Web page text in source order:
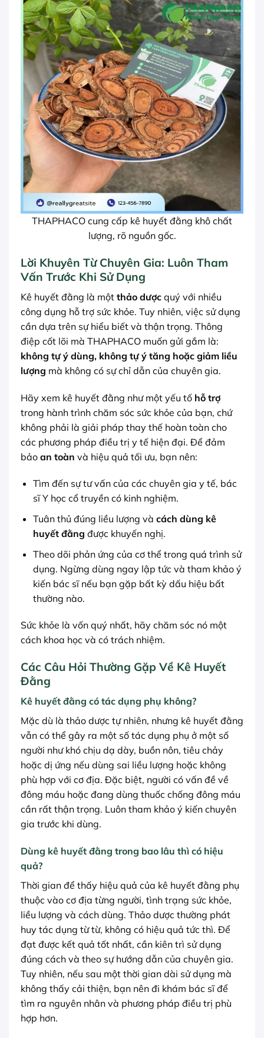
THAPHACO cung cấp kê huyết đằng khô chất
lượng, rõ nguồn gốc.
Lời Khuyên Từ Chuyên Gia: Luôn Tham
Vấn Trước Khi Sử Dụng
Kê huyết đằng là một thảo dược quý với nhiều
công dụng hỗ trợ sức khỏe. Tuy nhiên, việc sử dụng
cần dựa trên sự hiểu biết và thận trọng. Thông
điệp cốt lõi mà THAPHACO muốn gửi gắm là:
không tự ý dùng, không tự ý tăng hoặc giảm liều
lượng mà không có sự chỉ dẫn của chuyên gia.
Hãy xem kê huyết đằng như một yếu tố hỗ trợ
trong hành trình chăm sóc sức khỏe của bạn, chứ
không phải là giải pháp thay thế hoàn toàn cho
các phương pháp điều trị y tế hiện đại. Để đảm
bảo an toàn và hiệu quả tối ưu, bạn nên:
Tìm đến sự tư vấn của các chuyên gia y tế, bác
sĩ Y học cổ truyền có kinh nghiệm.
Tuân thủ đúng liều lượng và cách dùng kê
huyết đằng được khuyến nghị.
Theo dõi phản ứng của cơ thể trong quá trình sử
dụng. Ngừng dùng ngay lập tức và tham khảo ý
kiến bác sĩ nếu bạn gặp bất kỳ dấu hiệu bất
thường nào.
Sức khỏe là vốn quý nhất, hãy chăm sóc nó một
cách khoa học và có trách nhiệm.
Các Câu Hỏi Thường Gặp Về Kê Huyết
Đằng
Kê huyết đằng có tác dụng phụ không?
Mặc dù là thảo dược tự nhiên, nhưng kê huyết đằng
vẫn có thể gây ra một số tác dụng phụ ở một số
người như khó chịu dạ dày, buồn nôn, tiêu chảy
hoặc dị ứng nếu dùng sai liều lượng hoặc không
phù hợp với cơ địa. Đặc biệt, người có vấn đề về
đông máu hoặc đang dùng thuốc chống đông máu
cần rất thận trọng. Luôn tham khảo ý kiến chuyên
gia trước khi dùng.
Dùng kê huyết đằng trong bao lâu thì có hiệu
quả?
Thời gian để thấy hiệu quả của kê huyết đằng phụ
thuộc vào cơ địa từng người, tình trạng sức khỏe,
liều lượng và cách dùng. Thảo dược thường phát
huy tác dụng từ từ, không có hiệu quả tức thì. Để
đạt được kết quả tốt nhất, cần kiên trì sử dụng
đúng cách và theo sự hướng dẫn của chuyên gia.
Tuy nhiên, nếu sau một thời gian dài sử dụng mà
không thấy cải thiện, bạn nên đi khám bác sĩ để
tìm ra nguyên nhân và phương pháp điều trị phù
hợp hơn.